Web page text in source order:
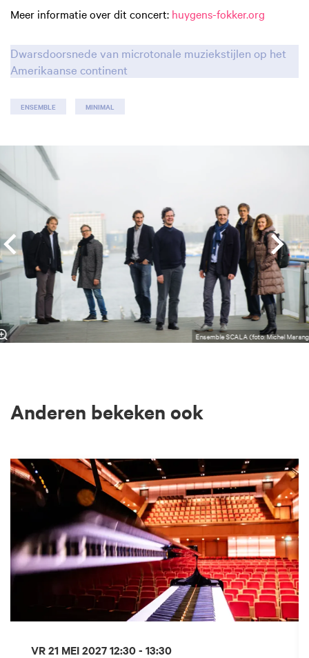
Meer informatie over dit concert: huygens-fokker.org
Dwarsdoorsnede van microtonale muziekstijlen op het
Amerikaanse continent
ENSEMBLE MINIMAL
Overslaan
Ensemble SCALA (foto: Michel
Anderen bekeken ook
VR 21 MEI 202712:30 - 13:30